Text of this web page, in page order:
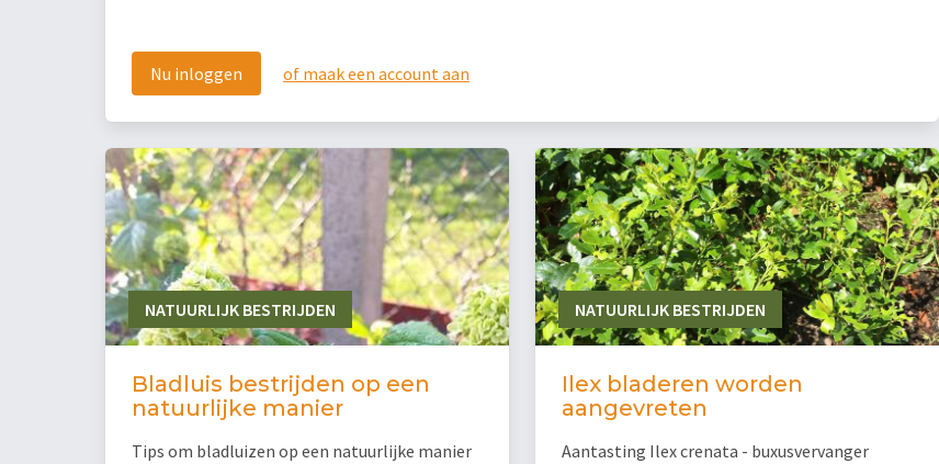
Nu inloggen of maak een account aan
NATUURLIJK BESTRIJDEN
Bladluis bestrijden op een
natuurlijke manier
Tips om bladluizen op een natuurlijke manier
NATUURLIJK BESTRIJDEN
Ilex bladeren worden
aangevreten
Aantasting Ilex crenata - buxusvervanger